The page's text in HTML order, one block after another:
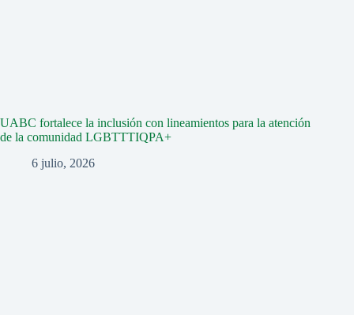
UABC fortalece la inclusión con lineamientos para la atención
de la comunidad LGBTTTIQPA+
6 julio, 2026